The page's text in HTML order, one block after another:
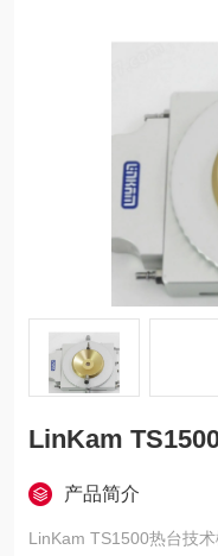
LinKam
产品简介
LinKam TS1500热台技术